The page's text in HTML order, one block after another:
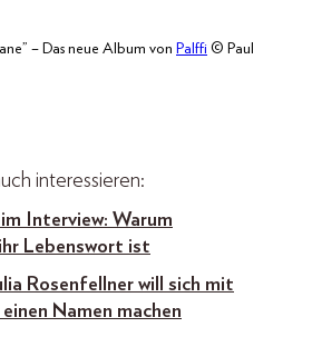
– Das neue Album von Palffi © Paul
interessieren:
Interview: Warum
Lebenswort ist
Rosenfellner will sich mit
Namen machen